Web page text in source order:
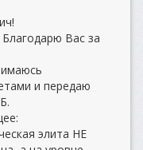
Вас за
и передаю
элита НЕ